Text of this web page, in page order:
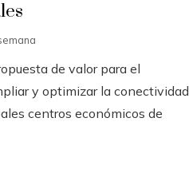
de valor para el
y optimizar la conectividad
centros económicos de